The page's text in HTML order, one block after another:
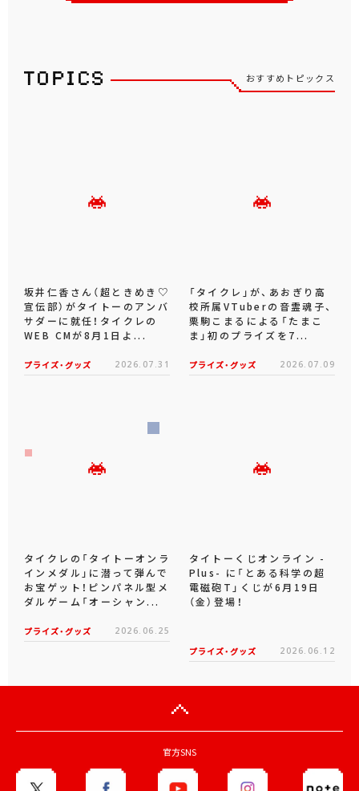
おすすめトピックス
坂井仁香さん（超ときめき♡
宣伝部）がタイトーのアンバ
サダーに就任！タイクレの
WEB CMが8月1日よ...
プライズ・グッズ 2026.07.31
「タイクレ」が、あおぎり高
校所属VTuberの音霊魂子、
栗駒こまるによる「たまこ
ま」初のプライズを7...
プライズ・グッズ 2026.07.09
タイクレの「タイトーオンラ
インメダル」に潜って弾んで
お宝ゲット！ピンパネル型メ
ダルゲーム「オーシャン...
プライズ・グッズ 2026.06.25
タイトーくじオンライン -
Plus- に「とある科学の超
電磁砲T」くじが6月19日
（金）登場！
プライズ・グッズ 2026.06.12
官方SNS